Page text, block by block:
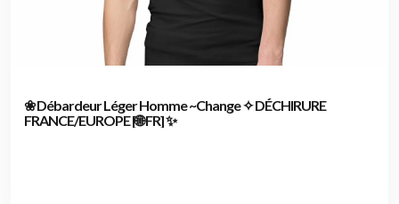
❀ Débardeur Léger Homme ~Change ✧ DÉCHIRURE
FRANCE/EUROPE [🌐 FR] ✨